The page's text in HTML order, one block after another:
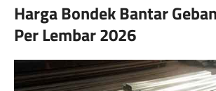
Harga Bondek Bantar
Per Lembar 2026